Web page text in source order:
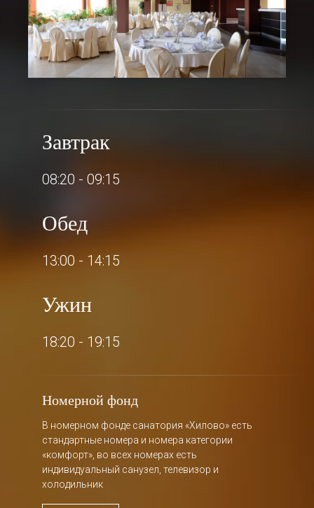
Завтрак
08:20 - 09:15
Обед
13:00 - 14:15
Ужин
18:20 - 19:15
Номерной фонд
В номерном фонде санатория «Хилово» есть
стандартные номера и номера категории
«комфорт», во всех номерах есть
индивидуальный санузел, телевизор и
холодильник